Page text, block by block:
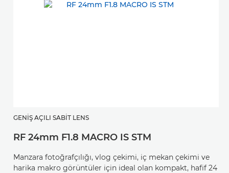
GENIŞ AÇILI SABIT LENS
RF 24mm F1.8 MACRO IS STM
Manzara fotoğrafçılığı, vlog çekimi, iç mekan çekimi ve
harika makro görüntüler için ideal olan kompakt, hafif 24